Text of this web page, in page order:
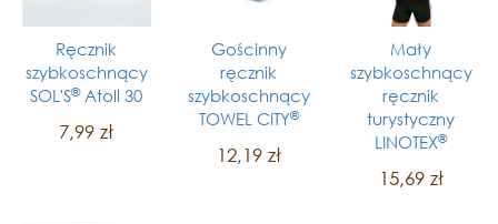
Ręcznik
szybkoschnący
SOL'S®Atoll 30
7,99 zł
Gościnny
ręcznik
szybkoschnący
TOWEL CITY®
12,19 zł
Mały
szybkoschnący
ręcznik
turystyczny
LINOTEX®
15,69 zł